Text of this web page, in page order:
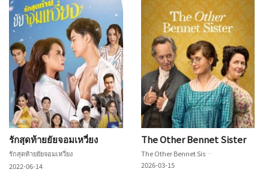
รักสุดท้ายยัยจอมเหวี่ยง
รักสุดท้ายยัยจอมเหวี่ยง
2022-06-14
The Other Bennet Sister
The Other Bennet Sister
2026-03-15